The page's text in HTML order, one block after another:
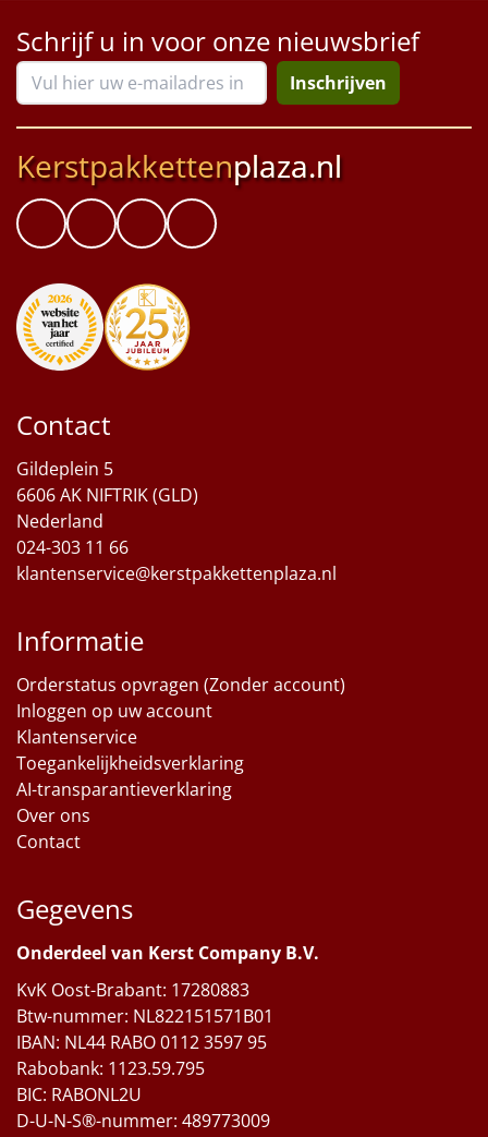
Schrijf u in voor onze nieuwsbrief
Inschrijven
Kerstpakkettenplaza.nl
Contact
Gildeplein 5
6606 AK NIFTRIK (GLD)
Nederland
024-303 11 66
klantenservice@kerstpakkettenplaza.nl
Informatie
Orderstatus opvragen (Zonder account)
Inloggen op uw account
Klantenservice
Toegankelijkheidsverklaring
AI-transparantieverklaring
Over ons
Contact
Gegevens
Onderdeel van Kerst Company B.V.
KvK Oost-Brabant: 17280883
Btw-nummer: NL822151571B01
IBAN: NL44 RABO 0112 3597 95
Rabobank: 1123.59.795
BIC: RABONL2U
D-U-N-S®-nummer: 489773009